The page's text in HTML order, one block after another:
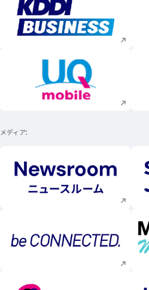
新規ウィンドウで開く
新規ウィンドウで開く
メディア
新規ウィンドウで開く
新規ウィンドウで開く